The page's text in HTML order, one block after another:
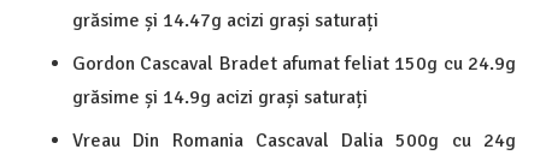
grăsime și 14.47g acizi grași saturați
Gordon Cascaval Bradet afumat feliat 150g cu 24.9g
grăsime și 14.9g acizi grași saturați
Vreau Din Romania Cascaval Dalia 500g cu 24g